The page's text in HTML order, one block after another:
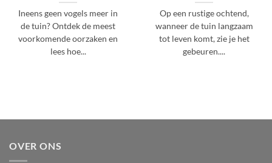
Ineens geen vogels meer in
de tuin? Ontdek de meest
voorkomende oorzaken en
lees hoe...
Op een rustige ochtend,
wanneer de tuin langzaam
tot leven komt, zie je het
gebeuren....
OVER ONS